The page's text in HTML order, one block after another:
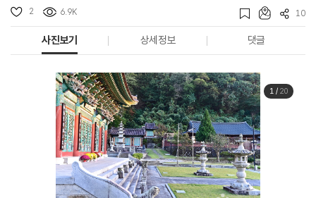
2 6.9K 10
사진보기 상세정보 댓글
1/ 20